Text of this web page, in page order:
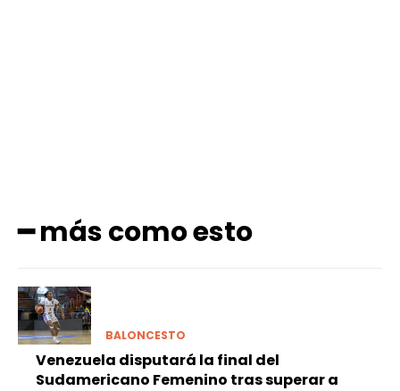
━ más como esto
BALONCESTO
Venezuela disputará la final del
Sudamericano Femenino tras superar a